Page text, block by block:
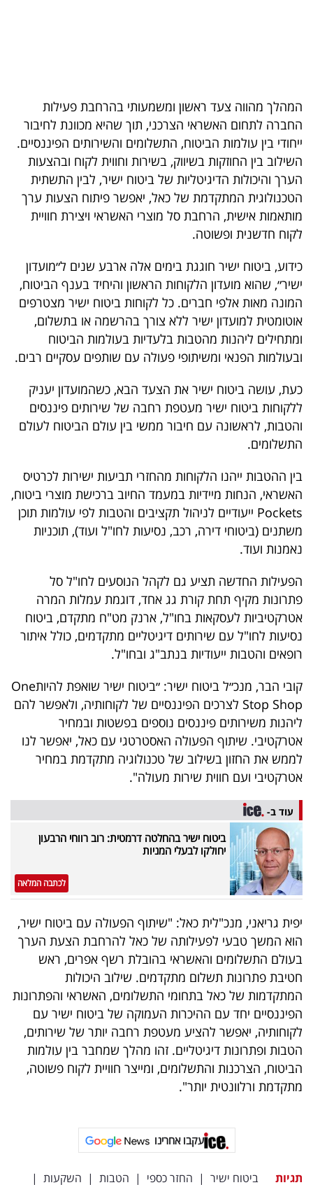
המילון
הכלכלי
פודקאסט
40
UNDER
40
שיתופי
פעולה
דרושים
ניוזלטרים
מייל
אדום
באייס
עקבו
אחרינו:
המהלך מהווה צעד ראשון ומשמעותי בהרחבת פעילות
החברה לתחום האשראי הצרכני, תוך שהיא מכוונת לחיבור
ייחודי בין עולמות הביטוח, התשלומים והשירותים הפיננסיים.
השילוב בין החוזקות בשיווק, בשירות וחווית לקוח ובהצעות
הערך והיכולות הדיגיטליות של ביטוח ישיר, לבין התשתית
הטכנולוגית המתקדמת של כאל, יאפשר פיתוח הצעות ערך
מותאמות אישית, הרחבת סל מוצרי האשראי ויצירת חוויית
לקוח חדשנית ופשוטה.
כידוע, ביטוח ישיר חוגגת בימים אלה ארבע שנים ל״מועדון
ישיר״, שהוא מועדון הלקוחות הראשון והיחיד בענף הביטוח,
המונה מאות אלפי חברים. כל לקוחות ביטוח ישיר מצטרפים
אוטומטית למועדון ישיר ללא צורך בהרשמה או בתשלום,
ומתחילים ליהנות מהטבות בלעדיות בעולמות הביטוח
ובעולמות הפנאי ומשיתופי פעולה עם שותפים עסקיים רבים.
כעת, עושה ביטוח ישיר את הצעד הבא, כשהמועדון יעניק
ללקוחות ביטוח ישיר מעטפת רחבה של שירותים פיננסים
והטבות, לראשונה עם חיבור ממשי בין עולם הביטוח לעולם
התשלומים.
בין ההטבות ייהנו הלקוחות מהחזרי תביעות ישירות לכרטיס
האשראי, הנחות מיידיות במעמד החיוב ברכישת מוצרי ביטוח,
Pockets ייעודיים לניהול תקציבים והטבות לפי עולמות תוכן
משתנים (ביטוחי דירה, רכב, נסיעות לחו"ל ועוד), תוכניות
נאמנות ועוד.
הפעילות החדשה תציע גם לקהל הנוסעים לחו"ל סל
פתרונות מקיף תחת קורת גג אחד, דוגמת עמלות המרה
אטרקטיביות לעסקאות בחו"ל, ארנק מט"ח מתקדם, ביטוח
נסיעות לחו"ל עם שירותים דיגיטליים מתקדמים, כולל איתור
רופאים והטבות ייעודיות בנתב"ג ובחו"ל.
קובי הבר, מנכ״ל ביטוח ישיר: ״ביטוח ישיר שואפת להיותOne
Stop Shop לצרכים הפיננסיים של לקוחותיה, ולאפשר להם
ליהנות משירותים פיננסים נוספים בפשטות ובמחיר
אטרקטיבי. שיתוף הפעולה האסטרטגי עם כאל, יאפשר לנו
לממש את החזון בשילוב של טכנולוגיה מתקדמת במחיר
אטרקטיבי ועם חווית שירות מעולה".
עוד ב-
ביטוח ישיר בהחלטה דרמטית: רוב רווחי הרבעון
יחולקו לבעלי המניות
לכתבה המלאה
יפית גריאני, מנכ"לית כאל: "שיתוף הפעולה עם ביטוח ישיר,
הוא המשך טבעי לפעילותה של כאל להרחבת הצעת הערך
בעולם התשלומים והאשראי בהובלת רשף אפרים, ראש
חטיבת פתרונות תשלום מתקדמים. שילוב היכולות
המתקדמות של כאל בתחומי התשלומים, האשראי והפתרונות
הפיננסיים יחד עם ההיכרות העמוקה של ביטוח ישיר עם
לקוחותיה, יאפשר להציע מעטפת רחבה יותר של שירותים,
הטבות ופתרונות דיגיטליים. זהו מהלך שמחבר בין עולמות
הביטוח, הצרכנות והתשלומים, ומייצר חוויית לקוח פשוטה,
מתקדמת ורלוונטית יותר".
עקבו אחרינו
תגיות ביטוח ישיר | החזר כספי | הטבות | השקעות |